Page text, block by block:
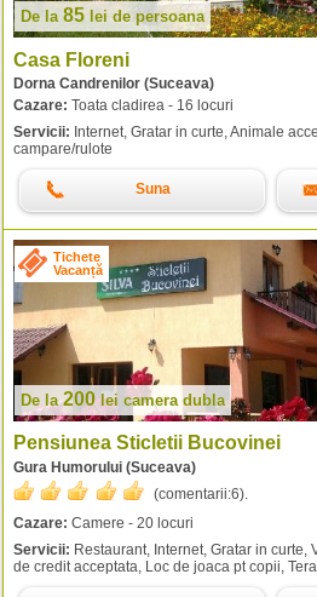
De la 85 lei de persoana
Casa Floreni
Dorna Candrenilor (Suceava)
Cazare: Toata cladirea - 16 locuri
Servicii: Internet, Gratar in curte, Animale
campare/rulote
Suna
Tichete
Vacanță
De la200lei camera dubla
Pensiunea Sticletii Bucovinei
Gura Humorului (Suceava)
(comentarii:6).
Cazare: Camere - 20 locuri
Servicii: Restaurant, Internet, Gratar in curte,
de credit acceptata, Loc de joaca pt copii,